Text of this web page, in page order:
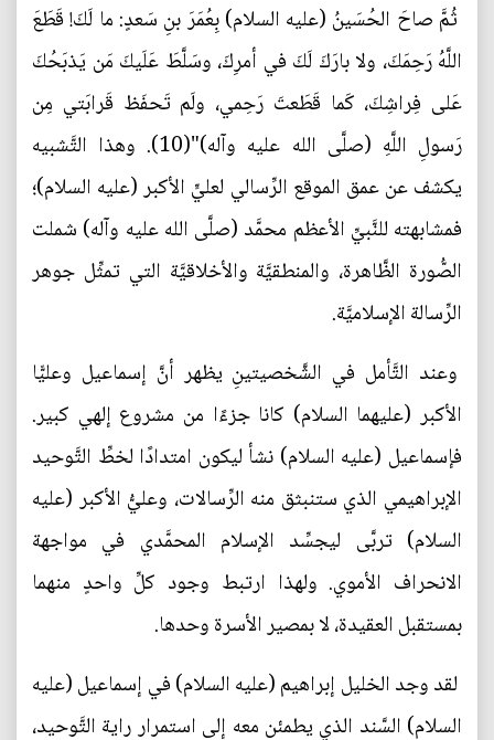
ثُمَّ صاحَ الحُسَينُ (عليه السلام) بِعُمَرَ بنِ سَعدٍ: ما لَكَ! قَطَعَ
اللَّهُ رَحِمَكَ، ولا بارَكَ لَكَ في أمرِكَ، وسَلَّطَ عَلَيكَ مَن يَذبَحُكَ
عَلى فِراشِكَ، كَما قَطَعتَ رَحِمي، ولَم تَحفَظ قَرابَتي مِن
رَسولِ اللَّهِ (صلَّى الله عليه وآله)"(10). وهذا التَّشبيه
يكشف عن عمق الموقع الرِّسالي لعليٍّ الأكبر (عليه السلام)؛
فمشابهته للنَّبيِّ الأعظم محمَّد (صلَّى الله عليه وآله) شملت
الصُّورة الظَّاهرة، والمنطقيَّة والأخلاقيَّة التي تمثِّل جوهر
الرِّسالة الإسلاميَّة.
وعند التَّأمل في الشَّخصيتينِ يظهر أنَّ إسماعيل وعليًّا
الأكبر (عليهما السلام) كانا جزءًا من مشروع إلهي كبير.
فإسماعيل (عليه السلام) نشأ ليكون امتدادًا لخطِّ التَّوحيد
الإبراهيمي الذي ستنبثق منه الرِّسالات، وعليُّ الأكبر (عليه
السلام) تربَّى ليجسِّد الإسلام المحمَّدي في مواجهة
الانحراف الأموي. ولهذا ارتبط وجود كلِّ واحدٍ منهما
بمستقبل العقيدة، لا بمصير الأسرة وحدها.
لقد وجد الخليل إبراهيم (عليه السلام) في إسماعيل (عليه
السلام) السَّند الذي يطمئن معه إلى استمرار راية التَّوحيد،